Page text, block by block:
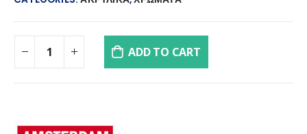
ADD TO CART